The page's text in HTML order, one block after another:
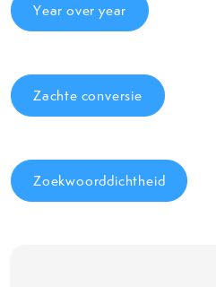
Year over year
Zachte conversie
Zoekwoorddichtheid